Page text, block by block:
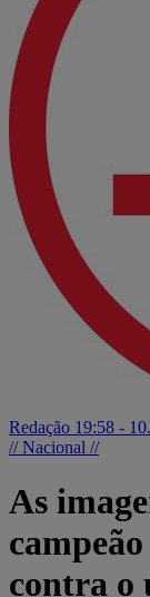
Redação 19:58 -
// Nacional //
As
contra o